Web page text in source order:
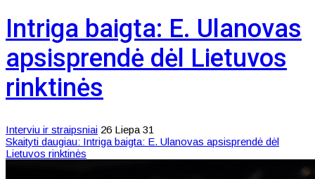
Intriga baigta: E. Ulanovas
apsisprendė dėl Lietuvos
rinktinės
Interviu ir straipsniai 26 Liepa 31
Skaityti daugiau: Intriga baigta: E. Ulanovas apsisprendė dėl
Lietuvos rinktinės